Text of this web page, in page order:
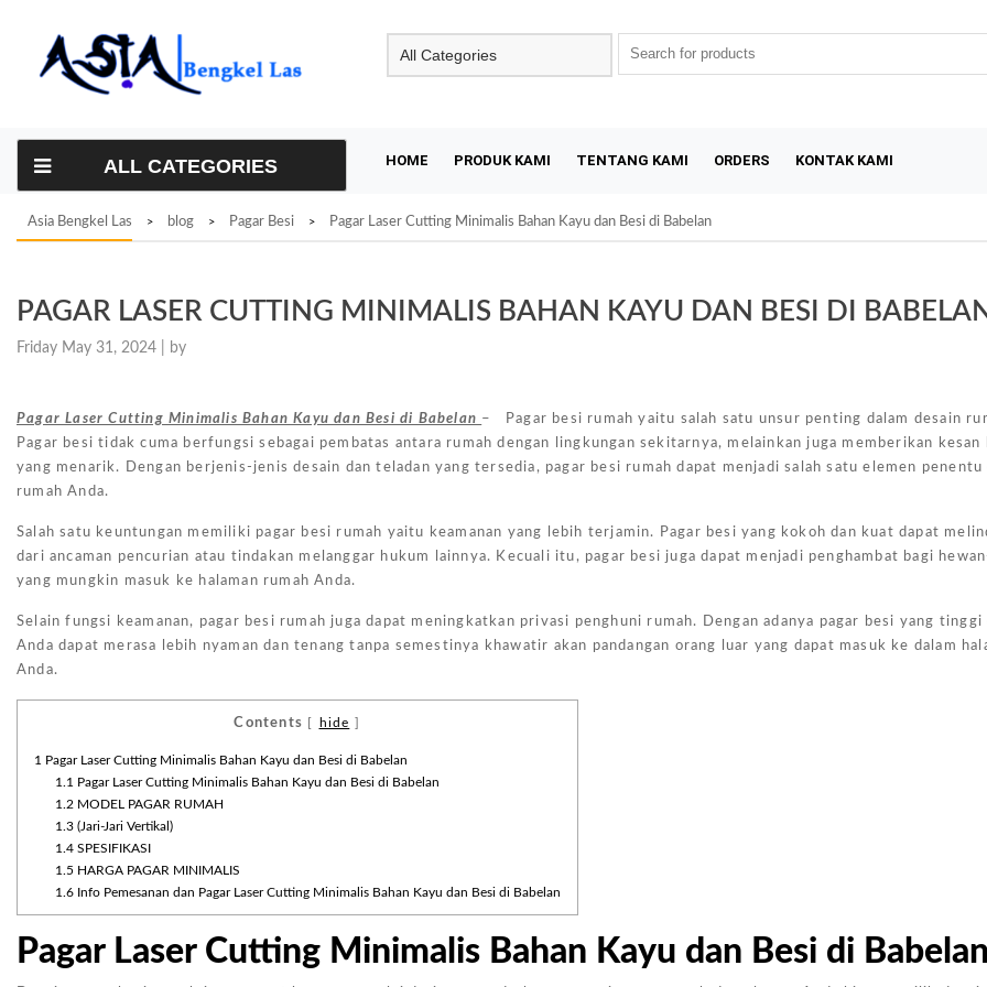
content
ALL CATEGORIES HOME PRODUK KAMI TENTANG KAMI ORDERS KONTAK KAMI
Asia Bengkel Las > blog > Pagar Besi > Pagar Laser Cutting Minimalis Bahan Kayu dan Besi di Babelan
PAGAR LASER CUTTING MINIMALIS BAHAN KAYU DAN BESI DI BABELAN
Friday May 31, 2024 | by
Pagar Laser Cutting Minimalis Bahan Kayu dan Besi di Babelan – Pagar besi rumah yaitu salah satu unsur penting dalam desain
Pagar besi tidak cuma berfungsi sebagai pembatas antara rumah dengan lingkungan sekitarnya, melainkan juga memberikan kesan
yang menarik. Dengan berjenis-jenis desain dan teladan yang tersedia, pagar besi rumah dapat menjadi salah satu elemen
rumah Anda.
Salah satu keuntungan memiliki pagar besi rumah yaitu keamanan yang lebih terjamin. Pagar besi yang kokoh dan kuat dapat
dari ancaman pencurian atau tindakan melanggar hukum lainnya. Kecuali itu, pagar besi juga dapat menjadi penghambat bagi
yang mungkin masuk ke halaman rumah Anda.
Selain fungsi keamanan, pagar besi rumah juga dapat meningkatkan privasi penghuni rumah. Dengan adanya pagar besi yang tinggi
Anda dapat merasa lebih nyaman dan tenang tanpa semestinya khawatir akan pandangan orang luar yang dapat masuk ke dalam
Anda.
Contents hide
1
Pagar Laser Cutting Minimalis Bahan Kayu dan Besi di Babelan
1.1
Pagar Laser Cutting Minimalis Bahan Kayu dan Besi di Babelan
1.2 MODEL PAGAR RUMAH
1.3(Jari-Jari Vertikal)
1.4SPESIFIKASI
1.5 HARGA PAGAR MINIMALIS
1.6Info Pemesanan dan Pagar Laser Cutting Minimalis Bahan Kayu dan Besi di Babelan
Pagar Laser Cutting Minimalis Bahan Kayu dan Besi di Babelan